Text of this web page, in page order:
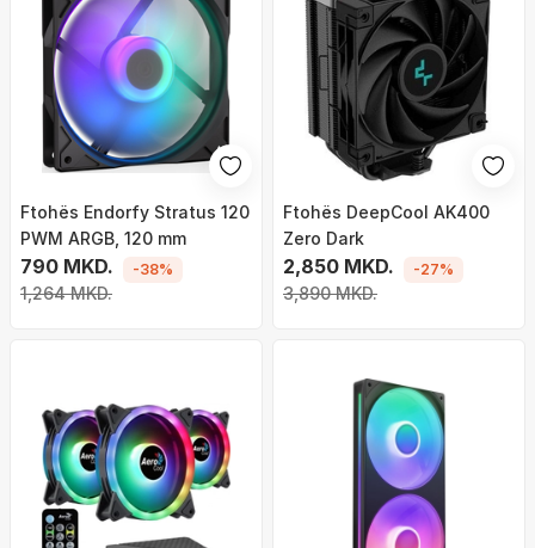
Ftohës Endorfy Stratus 120
PWM ARGB, 120 mm
790 MKD.
1,264 MKD.
-38%
Ftohës DeepCool AK400
Zero Dark
2,850 MKD.
3,890 MKD.
-27%